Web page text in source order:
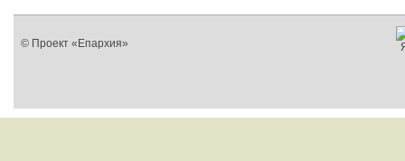
© Проект «Епархия»